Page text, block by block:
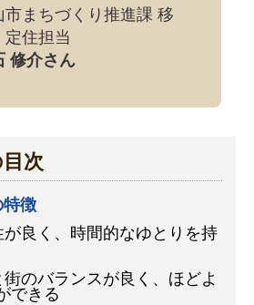
市まちづくり推進課 移
定住担当
修介さん
次
特徴
良く、時間的なゆとりを持
のバランスが良く、ほどよ
できる